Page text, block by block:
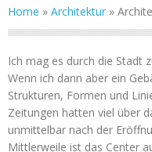
Home » Architektur »
Ich mag es durch die Stadt
Wenn ich dann aber ein
Strukturen, Formen und
Zeitungen hatten viel über
unmittelbar nach der
Mittlerweile ist das Center